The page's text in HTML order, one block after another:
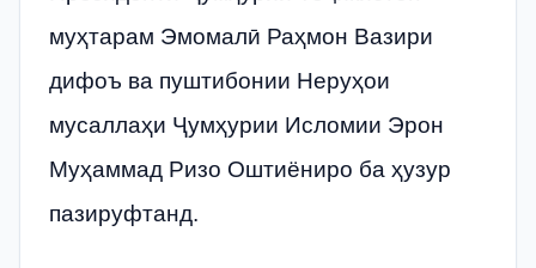
муҳтарам Эмомалӣ Раҳмон Вазири
дифоъ ва пуштибонии Неруҳои
мусаллаҳи Ҷумҳурии Исломии Эрон
Муҳаммад Ризо Оштиёниро ба ҳузур
пазируфтанд.